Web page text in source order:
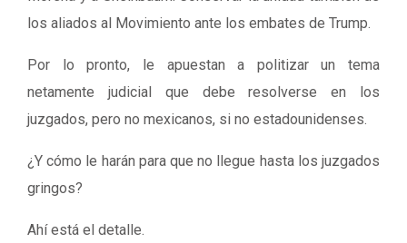
los aliados al Movimiento ante los embates de Trump.
Por lo pronto, le apuestan a politizar un tema
netamente judicial que debe resolverse en los
juzgados, pero no mexicanos, si no estadounidenses.
¿Y cómo le harán para que no llegue hasta los juzgados
gringos?
Ahí está el detalle.